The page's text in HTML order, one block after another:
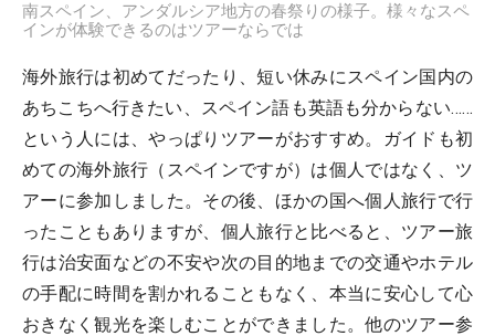
南スペイン、アンダルシア地方の春祭りの様子。様々なスペ
インが体験できるのはツアーならでは
海外旅行は初めてだったり、短い休みにスペイン国内の
あちこちへ行きたい、スペイン語も英語も分からない……
という人には、やっぱりツアーがおすすめ。ガイドも初
めての海外旅行（スペインですが）は個人ではなく、ツ
アーに参加しました。その後、ほかの国へ個人旅行で行
ったこともありますが、個人旅行と比べると、ツアー旅
行は治安面などの不安や次の目的地までの交通やホテル
の手配に時間を割かれることもなく、本当に安心して心
おきなく観光を楽しむことができました。他のツアー参